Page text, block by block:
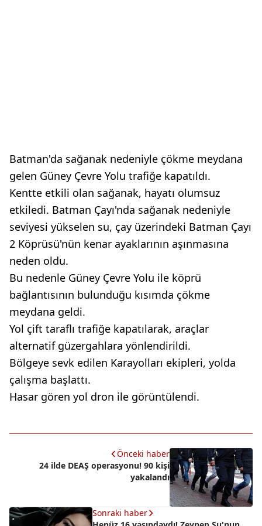
Batman'da sağanak nedeniyle çökme meydana
gelen Güney Çevre Yolu trafiğe kapatıldı.
Kentte etkili olan sağanak, hayatı olumsuz
etkiledi. Batman Çayı'nda sağanak nedeniyle
seviyesi yükselen su, çay üzerindeki Batman Çayı
2 Köprüsü'nün kenar ayaklarının aşınmasına
neden oldu.
Bu nedenle Güney Çevre Yolu ile köprü
bağlantısının bulunduğu kısımda çökme
meydana geldi.
Yol çift taraflı trafiğe kapatılarak, araçlar
alternatif güzergahlara yönlendirildi.
Bölgeye sevk edilen Karayolları ekipleri, yolda
çalışma başlattı.
Hasar gören yol dron ile görüntülendi.
Önceki haber
24 ilde DEAŞ operasyonu! 90 kişi
yakalandı
Sonraki haber